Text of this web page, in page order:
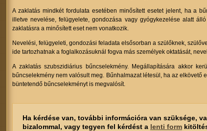
A zaklatás mindkét fordulata esetében minősített esetet jelent, ha a
illetve nevelése, felügyelete, gondozása vagy gyógykezelése alatt
zaklatásra a minősített eset nem vonatkozik.
Nevelési, felügyeleti, gondozási feladata elsősorban a szülőknek,
ide tartozhatnak a foglalkozásuknál fogva más személyek oktatását,
A zaklatás szubszidiárius bűncselekmény. Megállapítására akkor
bűncselekmény nem valósult meg. Bűnhalmazat létesül, ha az
büntetendő bűncselekményt is megvalósít.
Ha kérdése van, további információra van szüksége,
bizalommal, vagy tegyen fel kérdést a lenti form